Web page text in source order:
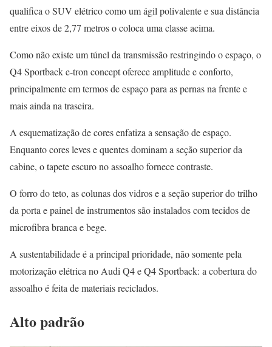
qualifica o SUV elétrico como um ágil polivalente e sua distância
entre eixos de 2,77 metros o coloca uma classe acima.
Como não existe um túnel da transmissão restringindo o espaço, o
Q4 Sportback e-tron concept oferece amplitude e conforto,
principalmente em termos de espaço para as pernas na frente e
mais ainda na traseira.
A esquematização de cores enfatiza a sensação de espaço.
Enquanto cores leves e quentes dominam a seção superior da
cabine, o tapete escuro no assoalho fornece contraste.
O forro do teto, as colunas dos vidros e a seção superior do trilho
da porta e painel de instrumentos são instalados com tecidos de
microfibra branca e bege.
A sustentabilidade é a principal prioridade, não somente pela
motorização elétrica no Audi Q4 e Q4 Sportback: a cobertura do
assoalho é feita de materiais reciclados.
Alto padrão